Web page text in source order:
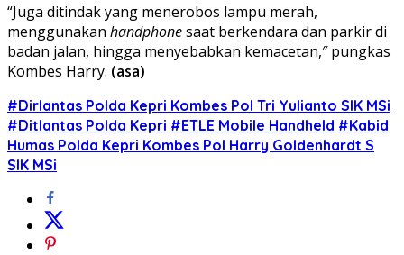
“Juga ditindak yang menerobos lampu merah,
menggunakan handphonesaat berkendara dan parkir di
badan jalan, hingga menyebabkan kemacetan,″ pungkas
Kombes Harry. (asa)
#Dirlantas Polda Kepri Kombes Pol Tri Yulianto SIK MSi
#Ditlantas Polda Kepri #ETLE Mobile Handheld #Kabid
Humas Polda Kepri Kombes Pol Harry Goldenhardt S
SIK MSi